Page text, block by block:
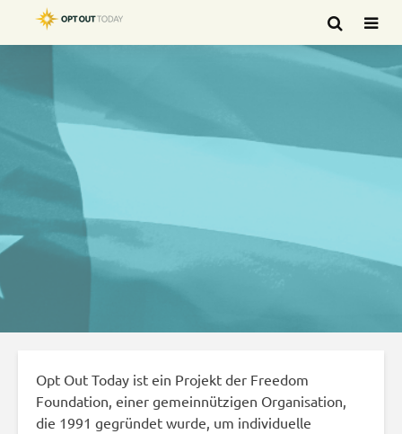
Opt Out Today ist ein Projekt der Freedom
Foundation, einer gemeinnützigen Organisation,
die 1991 gegründet wurde, um individuelle